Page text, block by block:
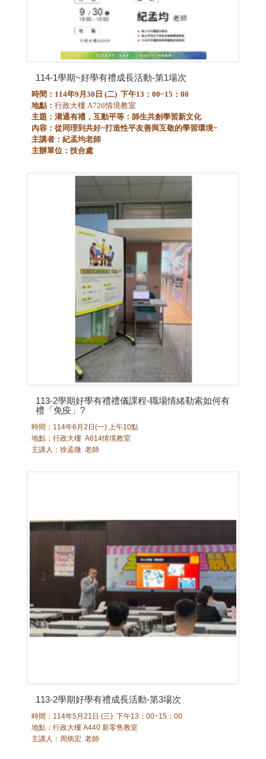
114-1學期~好學有禮成長活動-第1場次
時間：114年9月30日 (二) 下午13：00~15：00
地點： 行政大樓 A726情境教室
主題： 溝通有禮，互動平等：師生共創學習新文化
內容： 從同理到共好~打造性平友善與互敬的學習環境~
主講者：紀孟均老師
主辦單位：技合處
113-2學期好學有禮禮儀課程-職場情緒勒索如何有
禮「免疫」?
時間：114年6月2日(一) 上午10點
地點：行政大樓 A814情境教室
主講人：徐孟微 老師
113-2學期好學有禮成長活動-第3場次
時間：114年5月21日 (三) 下午13：00~15：00
地點：行政大樓 A440 新零售教室
主講人：周炳宏 老師